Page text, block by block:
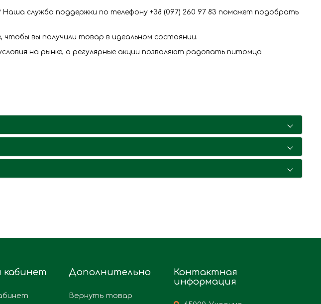
служба поддержки по телефону +38 (097) 260 97 83 поможет подобрать
вы получили товар в идеальном состоянии.
на рынке, а регулярные акции позволяют радовать питомца
кабинет Дополнительно
Вернуть товар
Контактная
информация